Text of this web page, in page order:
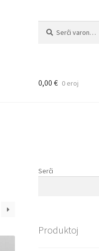
0,00 € 0 eroj
Serĉi
Produktoj